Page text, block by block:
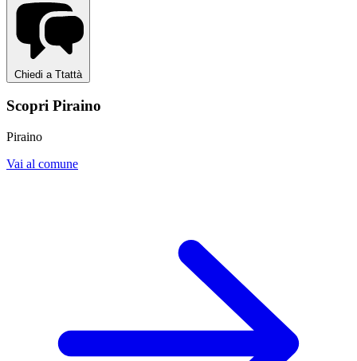
Chiedi a Ttattà
Scopri Piraino
Piraino
Vai al comune